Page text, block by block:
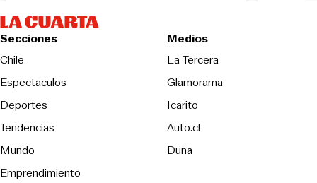
Secciones
Chile
Espectaculos
Deportes
Tendencias
Mundo
Emprendimiento
Medios
La TerceraOpens in new
Glamorama
Icarito
Auto.cl
DunaOpens in new window